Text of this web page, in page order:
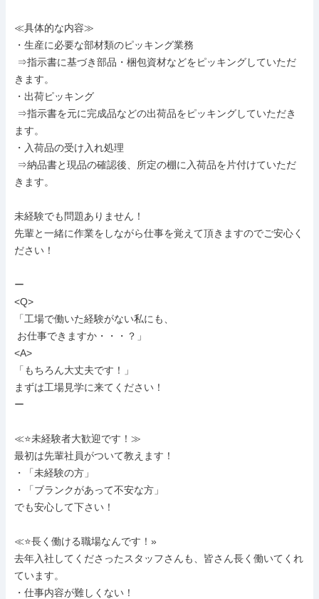
≪具体的な内容≫
・生産に必要な部材類のピッキング業務
きます。
・出荷ピッキング
ます。
・入荷品の受け入れ処理
きます。
未経験でも問題ありません！
先輩と一緒に作業をしながら仕事を覚えて頂きますのでご安心く
ださい！
ー
<Q>
「工場で働いた経験がない私にも、
<A>
「もちろん大丈夫です！」
まずは工場見学に来てください！
ー
≪⭐未経験者大歓迎です！≫
最初は先輩社員がついて教えます！
・「未経験の方」
・「ブランクがあって不安な方」
でも安心して下さい！
≪⭐長く働ける職場なんです！»
去年入社してくださったスタッフさんも、皆さん長く働いてくれ
ています。
・仕事内容が難しくない！